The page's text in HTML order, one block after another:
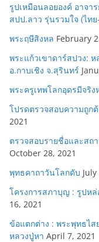
รูปเหมือนลอยองค์ อาจ
สปป.ลาว รุ่นรวมใจ (ไท
พระฤษีสิงหล February
พระแก้วเขาดาร์สปวง:
อ.กาบเชิง จ.สุรินทร์
พระครูเทพโลกอุดรมีจริง
โปรดตรวจสอบความถูก
2021
ตรวจสอบรายชื่อและสถ
October 28, 2021
พุทธคาถาวันโลกดับ
โครงการสภาบุญ : รูปห
16, 2021
ข้อแตกต่าง : พระพุทธไ
หลวงปู่หา April 7, 2021